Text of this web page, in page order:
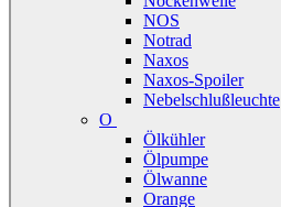
NOS
Notrad
Naxos
Naxos-Spoiler
Nebelschlußleuchte
O
Ölkühler
Ölpumpe
Ölwanne
Orange